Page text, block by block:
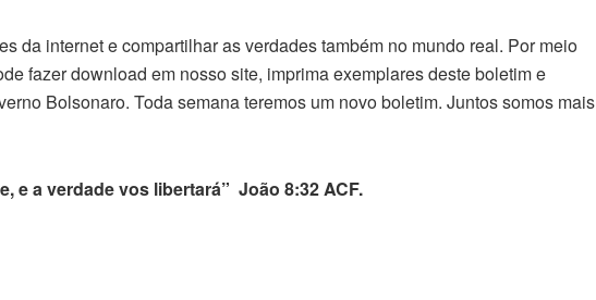
da internet e compartilhar as verdades também no mundo real. Por meio
fazer download em nosso site, imprima exemplares deste boletim e
Bolsonaro. Toda semana teremos um novo boletim. Juntos somos mais
e a verdade vos libertará” João 8:32 ACF.